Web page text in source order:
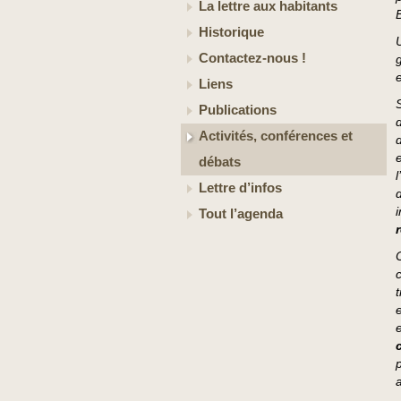
La lettre aux habitants
Historique
Contactez-nous !
Liens
Publications
Activités, conférences et
débats
Lettre d’infos
Tout l’agenda